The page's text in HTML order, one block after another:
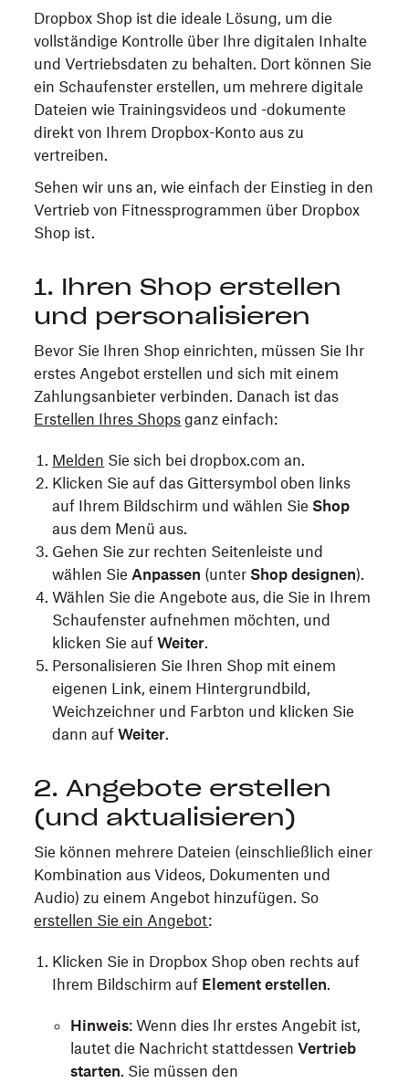
Dropbox Shop ist die ideale Lösung, um die
vollständige Kontrolle über Ihre digitalen Inhalte
und Vertriebsdaten zu behalten. Dort können Sie
ein Schaufenster erstellen, um mehrere digitale
Dateien wie Trainingsvideos und -dokumente
direkt von Ihrem Dropbox-Konto aus zu
vertreiben.
Sehen wir uns an, wie einfach der Einstieg in den
Vertrieb von Fitnessprogrammen über Dropbox
Shop ist.
1. Ihren Shop erstellen
und personalisieren
Bevor Sie Ihren Shop einrichten, müssen Sie Ihr
erstes Angebot erstellen und sich mit einem
Zahlungsanbieter verbinden. Danach ist das
Erstellen Ihres Shops ganz einfach:
Melden Sie sich bei dropbox.com an.
Klicken Sie auf das Gittersymbol oben links
auf Ihrem Bildschirm und wählen Sie Shop
aus dem Menü aus.
Gehen Sie zur rechten Seitenleiste und
wählen SieAnpassen (unter Shop designen).
Wählen Sie die Angebote aus, die Sie in Ihrem
Schaufenster aufnehmen möchten, und
klicken Sie aufWeiter.
Personalisieren Sie Ihren Shop mit einem
eigenen Link, einem Hintergrundbild,
Weichzeichner und Farbton und klicken Sie
dann aufWeiter.
2. Angebote erstellen
(und aktualisieren)
Sie können mehrere Dateien (einschließlich einer
Kombination aus Videos, Dokumenten und
Audio) zu einem Angebot hinzufügen. So
erstellen Sie ein Angebot:
Klicken Sie in Dropbox Shop oben rechts auf
Ihrem Bildschirm auf Element erstellen.
Hinweis: Wenn dies Ihr erstes Angebit ist,
lautet die Nachricht stattdessenVertrieb
starten. Sie müssen den